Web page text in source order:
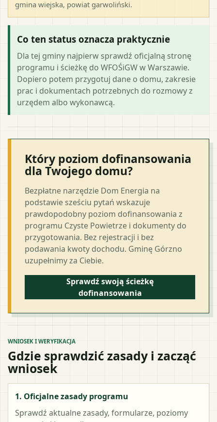
gmina wiejska, powiat garwoliński.
Co ten status oznacza praktycznie
Dla tej gminy najpierw sprawdź oficjalną stronę
programu i ścieżkę do WFOŚiGW w Warszawie.
Dopiero potem przygotuj dane o domu, zakresie
prac i dokumentach potrzebnych do rozmowy z
urzędem albo wykonawcą.
Który poziom dofinansowania
dla Twojego domu?
Bezpłatne narzędzie Dom Energia na
podstawie sześciu pytań wskazuje
prawdopodobny poziom dofinansowania z
programu Czyste Powietrze i dokumenty do
przygotowania. Bez rejestracji i bez
podawania kwoty dochodu. Gminę Górzno
uzupełnimy za Ciebie.
Sprawdź swoją ścieżkę
dofinansowania
WNIOSEK I WERYFIKACJA
Gdzie sprawdzić zasady i zacząć
wniosek
1. Oficjalne zasady programu
Sprawdź aktualne zasady, formularze, poziomy